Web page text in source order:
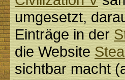
umgesetzt,
Einträge in der
die Website
sichtbar macht